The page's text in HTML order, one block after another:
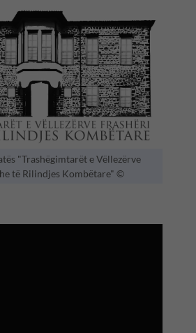
"Trashëgimtarët e Vëllezërve
të Rilindjes Kombëtare" ©